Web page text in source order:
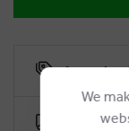
6% remise
Livraison
We